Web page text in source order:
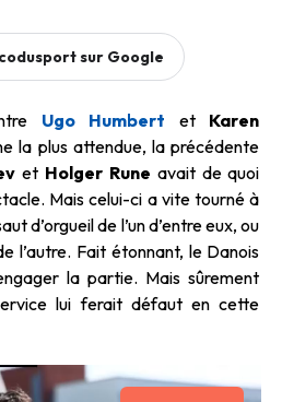
sur Google
Ugo Humbert et Karen
la plus attendue, la précédente
et Holger Rune avait de quoi
Mais celui-ci a vite tourné à
d’orgueil de l’un d’entre eux, ou
l’autre. Fait étonnant, le Danois
la partie. Mais sûrement
lui ferait défaut en cette